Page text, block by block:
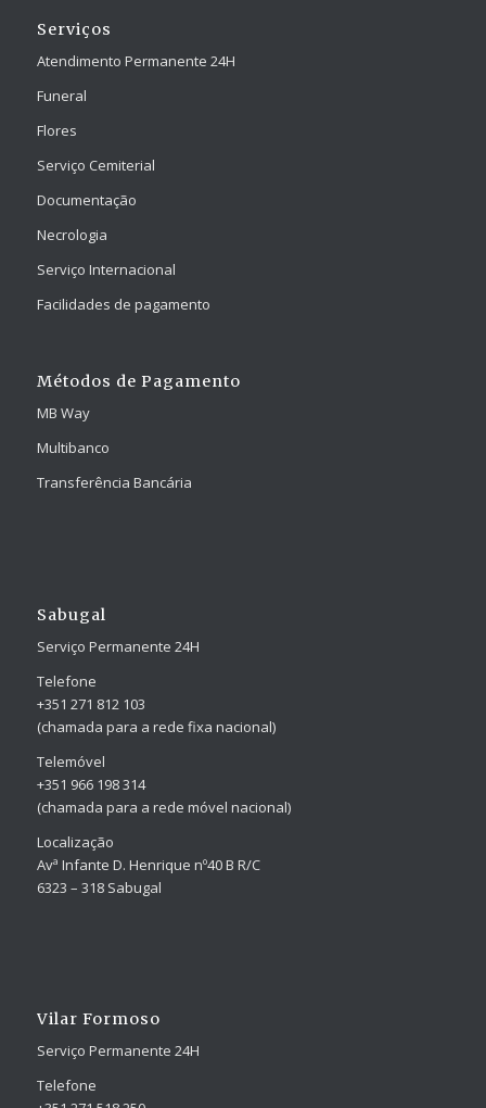
Serviços
Atendimento Permanente 24H
Funeral
Flores
Serviço Cemiterial
Documentação
Necrologia
Serviço Internacional
Facilidades de pagamento
Métodos de Pagamento
MB Way
Multibanco
Transferência Bancária
Sabugal
Serviço Permanente 24H
Telefone
+351 271 812 103
(chamada para a rede fixa nacional)
Telemóvel
+351 966 198 314
(chamada para a rede móvel nacional)
Localização
Avª Infante D. Henrique nº40 B R/C
6323 – 318 Sabugal
Vilar Formoso
Serviço Permanente 24H
Telefone